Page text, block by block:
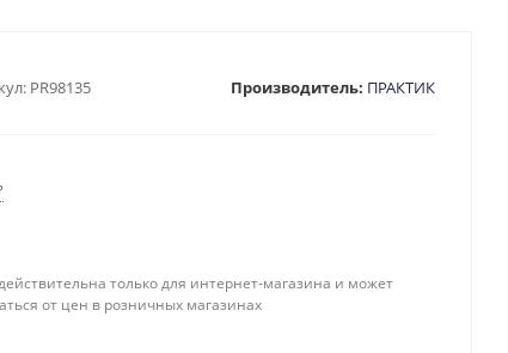
PR98135 Производитель: ПРАКТИК
только для интернет-магазина и может
от цен в розничных магазинах